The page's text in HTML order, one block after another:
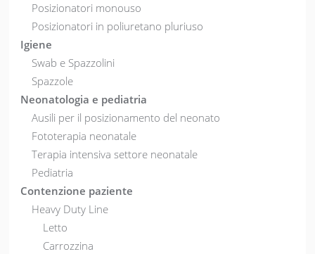
Posizionatori monouso
Posizionatori in poliuretano pluriuso
Igiene
Swab e Spazzolini
Spazzole
Neonatologia e pediatria
Ausili per il posizionamento del neonato
Fototerapia neonatale
Terapia intensiva settore neonatale
Pediatria
Contenzione paziente
Heavy Duty Line
Letto
Carrozzina